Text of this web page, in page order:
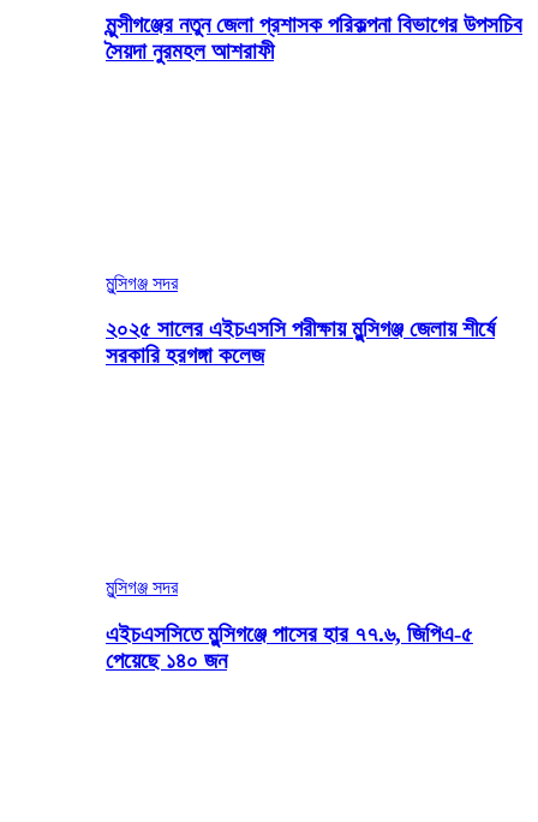
মুন্সীগঞ্জের নতুন জেলা প্রশাসক পরিকল্পনা বিভাগের উপসচিব
সৈয়দা নুরমহল আশরাফী
মুন্সিগঞ্জ সদর
২০২৫ সালের এইচএসসি পরীক্ষায় মুন্সিগঞ্জ জেলায় শীর্ষে
সরকারি হরগঙ্গা কলেজ
মুন্সিগঞ্জ সদর
এইচএসসিতে মুন্সিগঞ্জে পাসের হার ৭৭.৬, জিপিএ-৫
পেয়েছে ১৪০ জন